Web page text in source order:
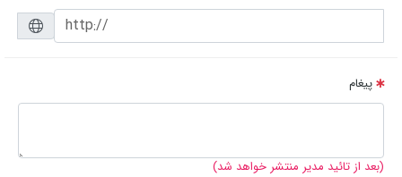
پیغام
(بعد از تائید مدیر منتشر خواهد شد)